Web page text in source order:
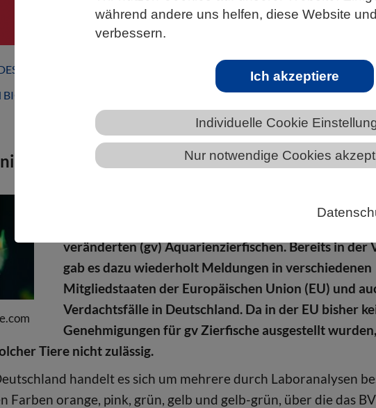
während andere uns helfen, diese Website
verbessern.
Ich akzeptiere
Individuelle Cookie
Nur notwendige Cookies
VBIO
HESSEN
veränderter Zierfische in Deutschland
Das Bundesamt für Verbraucherschutz und
veränderten (gv) Aquarienzierfischen. Bereits in der
gab es dazu wiederholt Meldungen in verschiedenen
Mitgliedstaaten der Europäischen Union (EU) und
Verdachtsfälle in Deutschland. Da in der EU bisher
Genehmigungen für gv Zierfische ausgestellt
Tiere nicht zulässig.
handelt es sich um mehrere durch Laboranalysen
Farben orange, pink, grün, gelb und gelb-grün, über die das